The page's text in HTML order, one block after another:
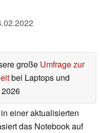
große Umfrage zur
bei Laptops und
einer aktualisierten
das Notebook auf